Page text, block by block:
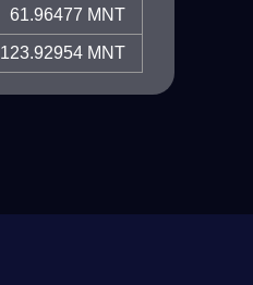
61.96477 MNT
123.92954 MNT